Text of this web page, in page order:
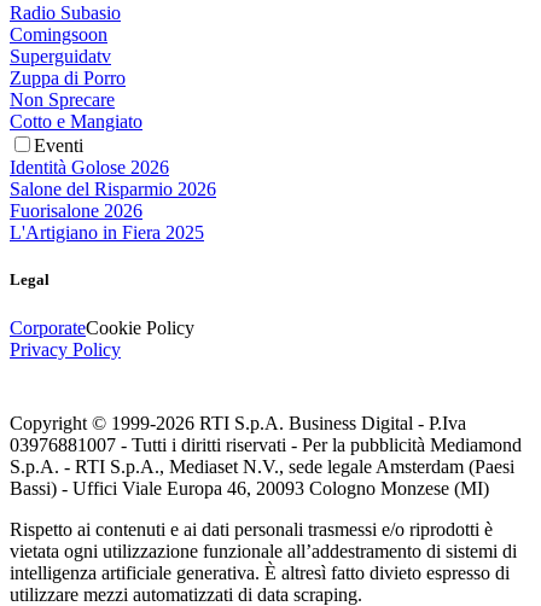
Radio Subasio
Comingsoon
Superguidatv
Zuppa di Porro
Non Sprecare
Cotto e Mangiato
Eventi
Identità Golose 2026
Salone del Risparmio 2026
Fuorisalone 2026
L'Artigiano in Fiera 2025
Legal
CorporateCookie Policy
Privacy Policy
Copyright © 1999-2026 RTI S.p.A. Business Digital - P.Iva
03976881007 - Tutti i diritti riservati - Per la pubblicità Mediamond
S.p.A. - RTI S.p.A., Mediaset N.V., sede legale Amsterdam (Paesi
Bassi) - Uffici Viale Europa 46, 20093 Cologno Monzese (MI)
Rispetto ai contenuti e ai dati personali trasmessi e/o riprodotti è
vietata ogni utilizzazione funzionale all’addestramento di sistemi di
intelligenza artificiale generativa. È altresì fatto divieto espresso di
utilizzare mezzi automatizzati di data scraping.